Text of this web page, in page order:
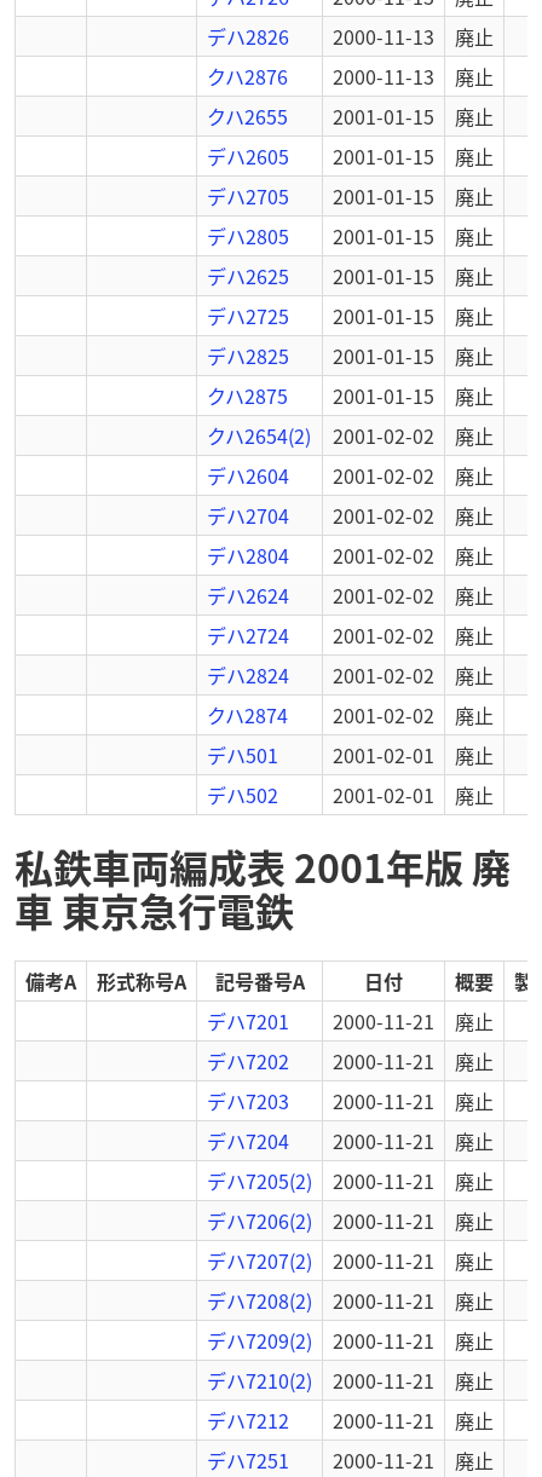
デハ2826
2000-11-13
廃止
クハ2876
2000-11-13
廃止
クハ2655
2001-01-15
廃止
デハ2605
2001-01-15
廃止
デハ2705
2001-01-15
廃止
デハ2805
2001-01-15
廃止
デハ2625
2001-01-15
廃止
デハ2725
2001-01-15
廃止
デハ2825
2001-01-15
廃止
クハ2875
2001-01-15
廃止
クハ2654(2)
2001-02-02
廃止
デハ2604
2001-02-02
廃止
デハ2704
2001-02-02
廃止
デハ2804
2001-02-02
廃止
デハ2624
2001-02-02
廃止
デハ2724
2001-02-02
廃止
デハ2824
2001-02-02
廃止
クハ2874
2001-02-02
廃止
デハ501
2001-02-01
廃止
デハ502
2001-02-01 廃止
私鉄車両編成表 2001年版 廃
車 東京急行電鉄
備考A 形式称号A 記号番号A 日付 概要
製
デハ7201
2000-11-21
廃止
デハ7202
2000-11-21
廃止
デハ7203
2000-11-21
廃止
デハ7204
2000-11-21
廃止
デハ7205(2)
2000-11-21
廃止
デハ7206(2)
2000-11-21
廃止
デハ7207(2)
2000-11-21
廃止
デハ7208(2)
2000-11-21
廃止
デハ7209(2)
2000-11-21
廃止
デハ7210(2)
2000-11-21
廃止
デハ7212
2000-11-21
廃止
デハ7251
2000-11-21
廃止